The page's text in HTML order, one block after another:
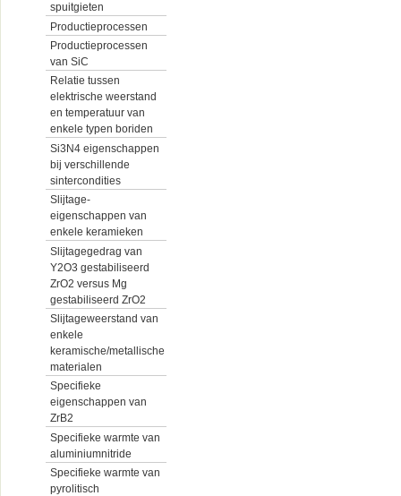
spuitgieten
Productieprocessen
Productieprocessen
van SiC
Relatie tussen
elektrische weerstand
en temperatuur van
enkele typen boriden
Si3N4 eigenschappen
bij verschillende
sintercondities
Slijtage-
eigenschappen van
enkele keramieken
Slijtagegedrag van
Y2O3 gestabiliseerd
ZrO2 versus Mg
gestabiliseerd ZrO2
Slijtageweerstand van
enkele
keramische/metallische
materialen
Specifieke
eigenschappen van
ZrB2
Specifieke warmte van
aluminiumnitride
Specifieke warmte van
pyrolitisch